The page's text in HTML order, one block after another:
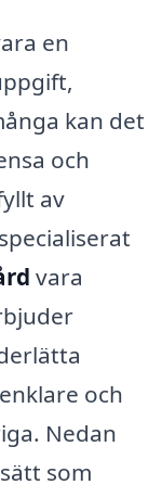
en
kan det
och
av
vara
och
Nedan
som